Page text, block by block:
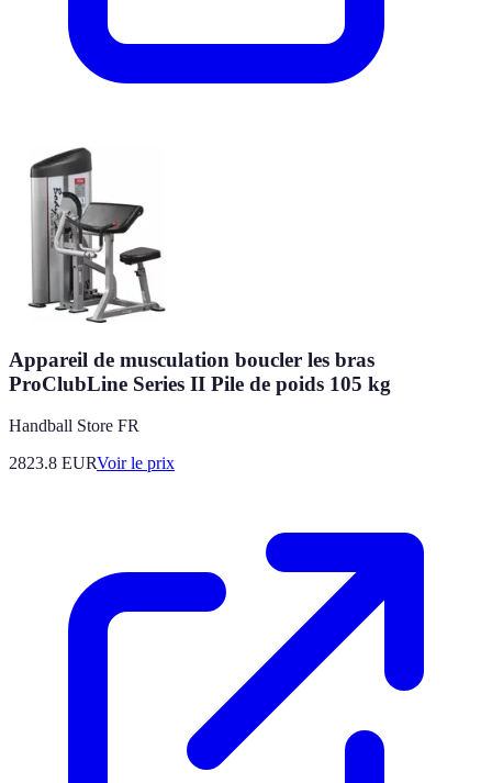
Appareil de musculation boucler les bras
ProClubLine Series II Pile de poids 105 kg
Handball Store FR
2823.8 EURVoir le prix